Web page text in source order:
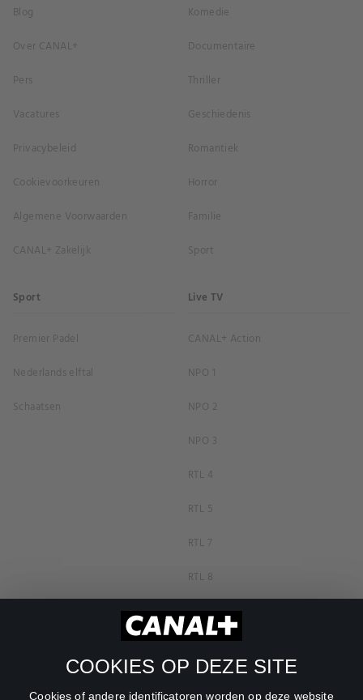
COOKIES OP DEZE SITE
Cookies of andere identificatoren worden op deze website
Blog
Over CANAL+
Pers
Vacatures
Privacybeleid
Cookievoorkeuren
Algemene Voorwaarden
CANAL+ Zakelijk
Komedie
Documentaire
Thriller
Geschiedenis
Romantiek
Horror
Familie
Sport
Sport
Premier Padel
Nederlands elftal
Schaatsen
Live TV
CANAL+ Action
NPO 1
NPO 2
NPO 3
RTL 4
RTL 5
RTL 7
RTL 8
RTL Z
SBS6